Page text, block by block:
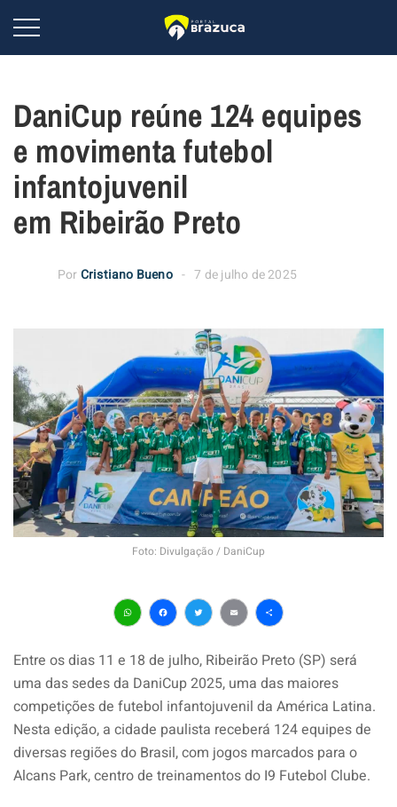
DaniCup reúne 124 equipes
e movimenta futebol
infantojuvenil
em Ribeirão Preto
PorCristiano Bueno 7 de julho de 2025
Foto: Divulgação / DaniCup
WhatsApp
Facebook
Twitter
EmailShare
Entre os dias 11 e 18 de julho, Ribeirão Preto (SP) será
uma das sedes da DaniCup 2025, uma das maiores
competições de futebol infantojuvenil da América Latina.
Nesta edição, a cidade paulista receberá 124 equipes de
diversas regiões do Brasil, com jogos marcados para o
Alcans Park, centro de treinamentos do I9 Futebol Clube.